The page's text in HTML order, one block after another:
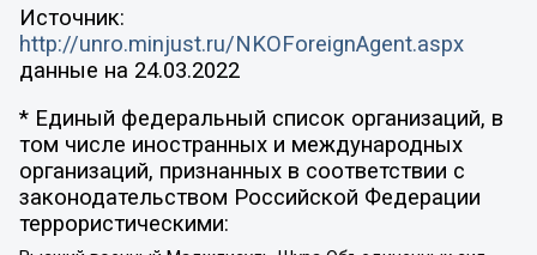
Источник:
http://unro.minjust.ru/NKOForeignAgent.aspx
данные на 24.03.2022
* Единый федеральный список организаций, в
том числе иностранных и международных
организаций, признанных в соответствии с
законодательством Российской Федерации
террористическими: